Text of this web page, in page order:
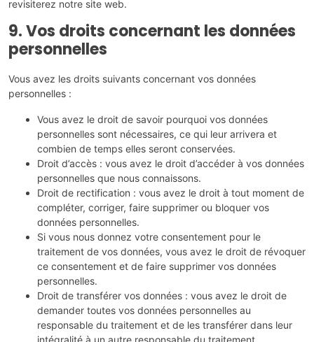
revisiterez notre site web.
9. Vos droits concernant les données
personnelles
Vous avez les droits suivants concernant vos données
personnelles :
Vous avez le droit de savoir pourquoi vos données
personnelles sont nécessaires, ce qui leur arrivera et
combien de temps elles seront conservées.
Droit d’accès : vous avez le droit d’accéder à vos données
personnelles que nous connaissons.
Droit de rectification : vous avez le droit à tout moment de
compléter, corriger, faire supprimer ou bloquer vos
données personnelles.
Si vous nous donnez votre consentement pour le
traitement de vos données, vous avez le droit de révoquer
ce consentement et de faire supprimer vos données
personnelles.
Droit de transférer vos données : vous avez le droit de
demander toutes vos données personnelles au
responsable du traitement et de les transférer dans leur
intégralité à un autre responsable du traitement.